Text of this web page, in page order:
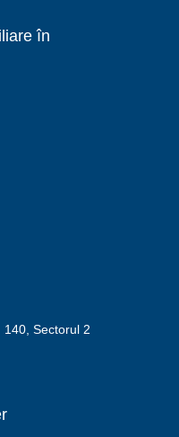
în
140, Sectorul 2